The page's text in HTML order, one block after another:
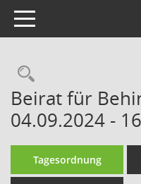
Toggle navigation
Beirat für
04.09.2024 -
Tagesordnung